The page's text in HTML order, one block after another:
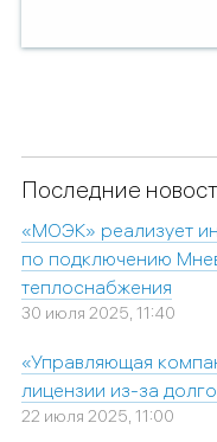
Последние
«МОЭК» реализует
по подключению
теплоснабжения
30 июля 2025, 11:40
«Управляющая
лицензии из-за
22 июля 2025, 11:00